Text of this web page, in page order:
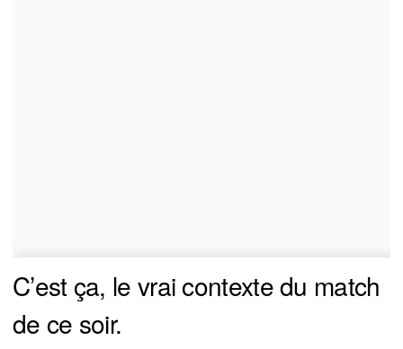
C’est ça, le vrai contexte du match
de ce soir.